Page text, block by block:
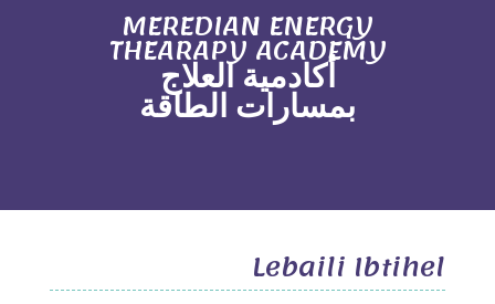
MEREDIAN ENERGY
THEARAPY ACADEMY
أكادمية العلاج
بمسارات الطاقة
Lebaili Ibtihel